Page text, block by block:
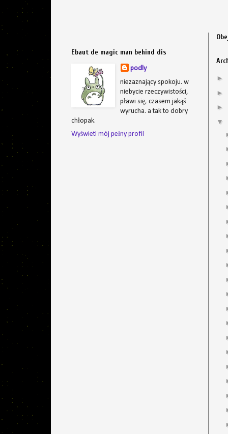
Ebaut de magic man behind dis
podly
niezaznający spokoju. w
niebycie rzeczywistości,
pławi się, czasem jakąś
wyrucha. a tak to dobry
chłopak.
Wyświetl mój pełny profil
►
►
►
▼